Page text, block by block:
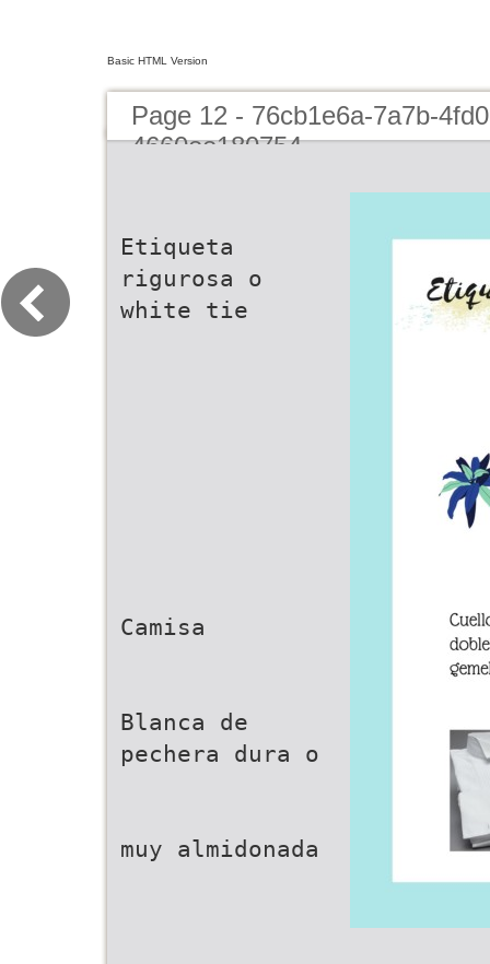
Basic HTML Version
Page 12 - 76cb1e6a-7a7b-
4660ee180754
Etiqueta
rigurosa o
white tie
Camisa
Blanca de
pechera dura o
muy almidonada